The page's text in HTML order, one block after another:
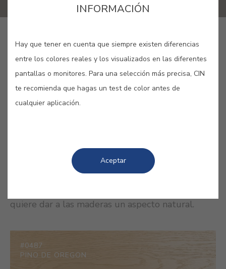
LANG_CINAPP_BUY_ONLINE
GUARDAR
COLORES RELACIONADOS
quiere dar a las maderas un aspecto natural.
#0487
PINO DE OREGON
INFORMACIÓN
Hay que tener en cuenta que siempre existen diferencias
entre los colores reales y los visualizados en las diferentes
pantallas o monitores. Para una selección más precisa, CIN
te recomienda que hagas un test de color antes de
cualquier aplicación.
Aceptar